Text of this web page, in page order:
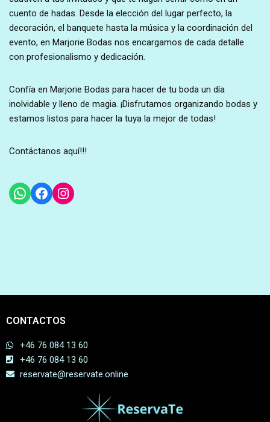
cuento de hadas. Desde la elección del lugar perfecto, la
decoración, el banquete hasta la música y la coordinación del
evento, en Marjorie Bodas nos encargamos de cada detalle
con profesionalismo y dedicación.
Confía en Marjorie Bodas para hacer de tu boda un día
inolvidable y lleno de magia. ¡Disfrutamos organizando bodas y
estamos listos para hacer la tuya la mejor de todas!
Contáctanos aquí!!!
CONTACTOS
+46 76 084 13 60
+46 76 084 13 60
reservate@reservate.online